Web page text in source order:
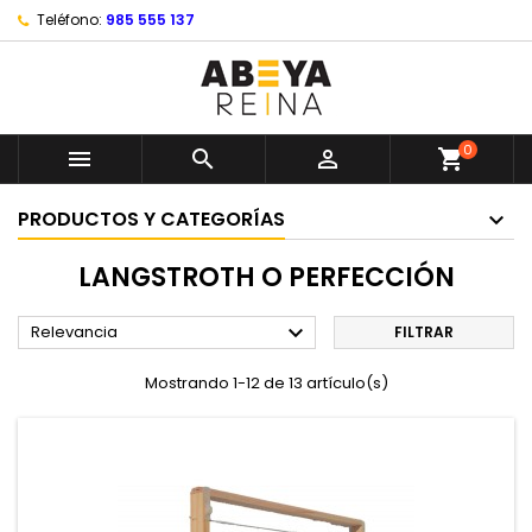
Teléfono: 985 555 137
   shopping_cart0
PRODUCTOS Y CATEGORÍAS
LANGSTROTH O PERFECCIÓN
Relevancia  FILTRAR
Mostrando 1-12 de 13 artículo(s)